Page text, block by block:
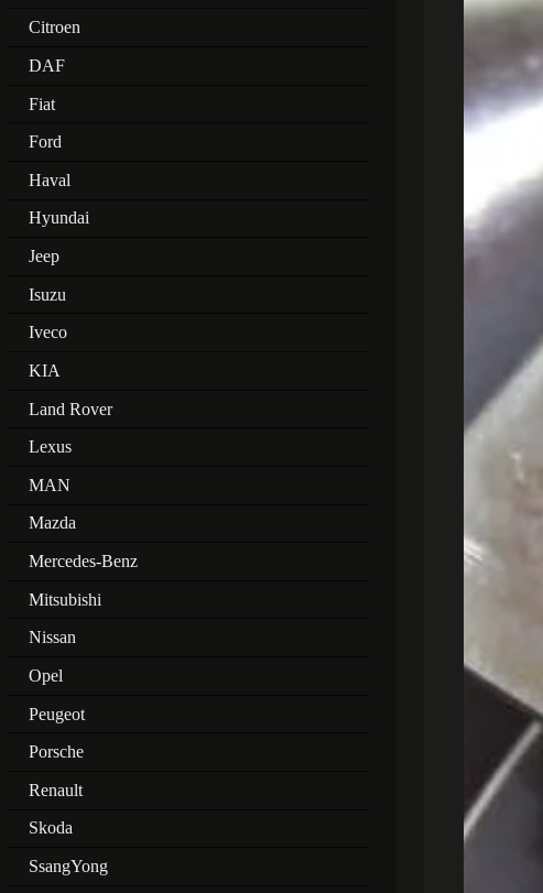
Citroen
DAF
Fiat
Ford
Haval
Hyundai
Jeep
Isuzu
Iveco
KIA
Land Rover
Lexus
MAN
Mazda
Mercedes-Benz
Mitsubishi
Nissan
Opel
Peugeot
Porsche
Renault
Skoda
SsangYong